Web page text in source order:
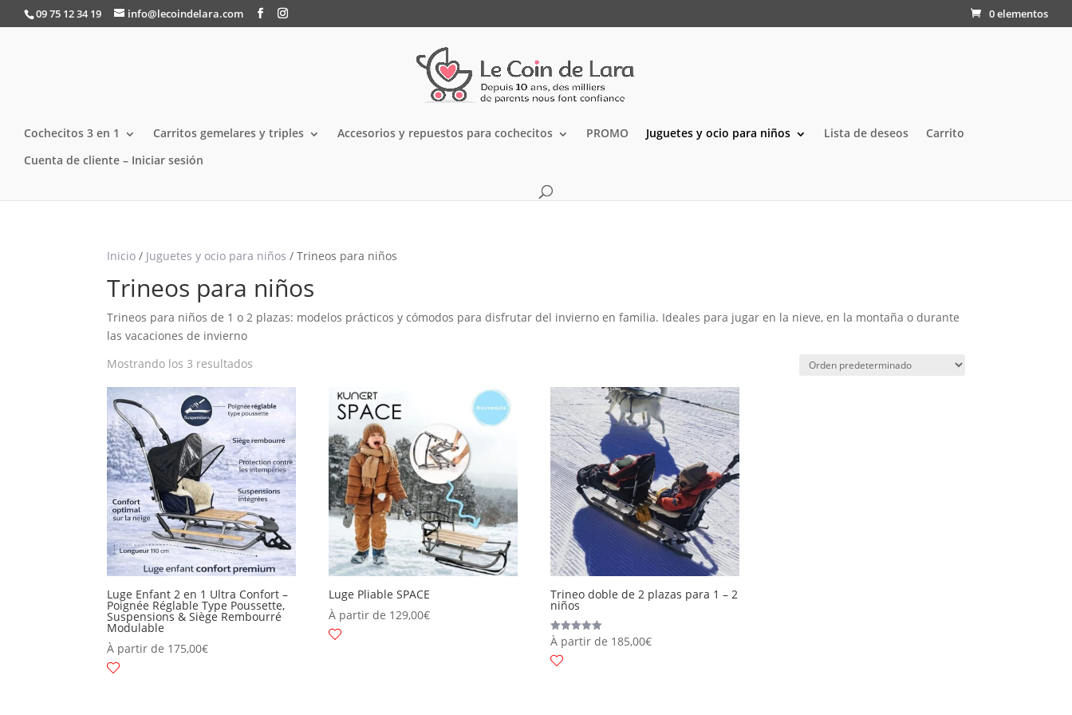
09 75 12 34 19 info@lecoindelara.com 0 elementos
Cochecitos 3 en 1 Carritos gemelares y triples Accesorios y repuestos para cochecitos PROMO Juguetes y ocio para niños Lista de deseos
Carrito
Cuenta de cliente – Iniciar sesión
Inicio / Juguetes y ocio para niños / Trineos para niños
Trineos para niños
Trineos para niños de 1 o 2 plazas: modelos prácticos y cómodos para disfrutar del invierno en familia. Ideales para jugar en la nieve, en la montaña o durante
las vacaciones de invierno
Mostrando los 3 resultados
Luge Enfant 2 en 1 Ultra Confort –
Poignée Réglable Type Poussette,
Suspensions & Siège Rembourré
Modulable
À partir de 175,00€
Luge Pliable SPACE
À partir de 129,00€
Trineo doble de 2 plazas para 1 – 2
niños
Valorado
con
5.00
de 5
À partir de 185,00€